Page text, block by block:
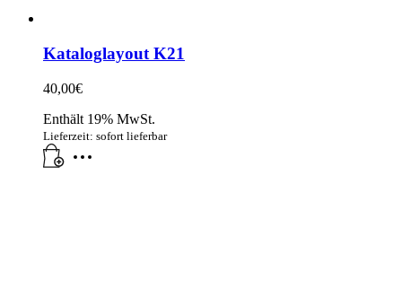
Kataloglayout K21
40,00€
Enthält 19% MwSt.
Lieferzeit: sofort lieferbar